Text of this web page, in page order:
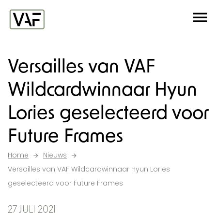
Ga verder naar de inhoud
Versailles van VAF
Wildcardwinnaar Hyun
Lories geselecteerd voor
Future Frames
Home
Nieuws
Versailles van VAF Wildcardwinnaar Hyun Lories
geselecteerd voor Future Frames
27 JULI 2021